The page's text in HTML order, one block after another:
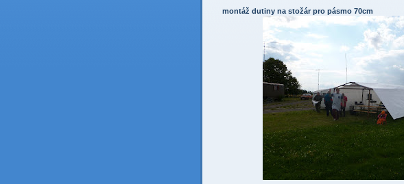
montáž dutiny na stožár pro pásmo 70cm